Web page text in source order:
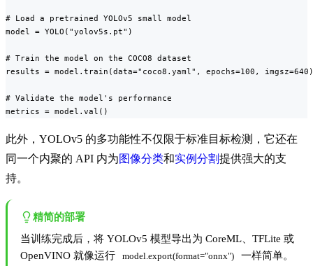
# Load a pretrained YOLOv5 small model
model = YOLO("yolov5s.pt")
# Train the model on the COCO8 dataset
results = model.train(data="coco8.yaml", epochs=100, imgsz=640)
# Validate the model's performance
metrics = model.val()
此外，YOLOv5 的多功能性不仅限于标准目标检测，它还在
同一个内聚的 API 内为图像分类和实例分割提供强大的支
持。
精简的部署
当训练完成后，将 YOLOv5 模型导出为 CoreML、TFLite 或
OpenVINO 就像运行
model.export(format="onnx")
一样简单。